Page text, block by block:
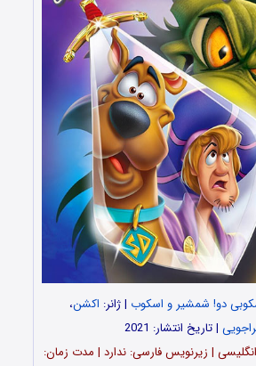
دو! شمشیر و اسکوب | ژانر: اکشن،
| تاریخ انتشار: 2021
| زیرنویس فارسی: ندارد | مدت زمان: